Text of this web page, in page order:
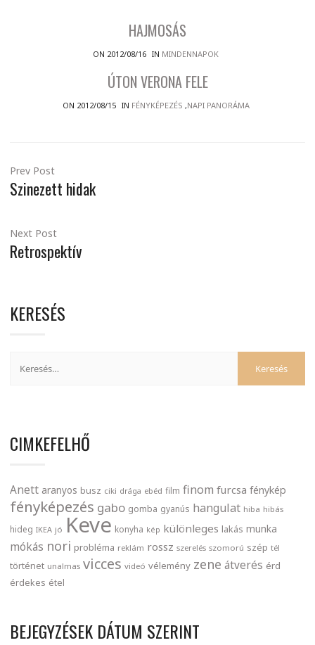
HAJMOSÁS
ON 2012/08/16 IN MINDENNAPOK
ÚTON VERONA FELE
ON 2012/08/15 IN FÉNYKÉPEZÉS ,NAPI PANORÁMA
Prev Post
Szinezett hidak
Next Post
Retrospektív
KERESÉS
CIMKEFELHŐ
Anett aranyos busz ciki drága ebéd film finom furcsa fénykép
fényképezés gabo gomba gyanús hangulat hiba hibás
hideg IKEA jó Keve konyha kép különleges lakás munka
mókás nori probléma reklám rossz szerelés szomorú szép tél
történet unalmas vicces videó vélemény zene átverés érd
érdekes étel
BEJEGYZÉSEK DÁTUM SZERINT